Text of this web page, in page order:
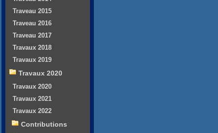
Traveau 2015
Traveau 2016
Traveau 2017
Travaux 2018
Travaux 2019
Travaux 2020
Travaux 2020
Travaux 2021
Travaux 2022
Contributions